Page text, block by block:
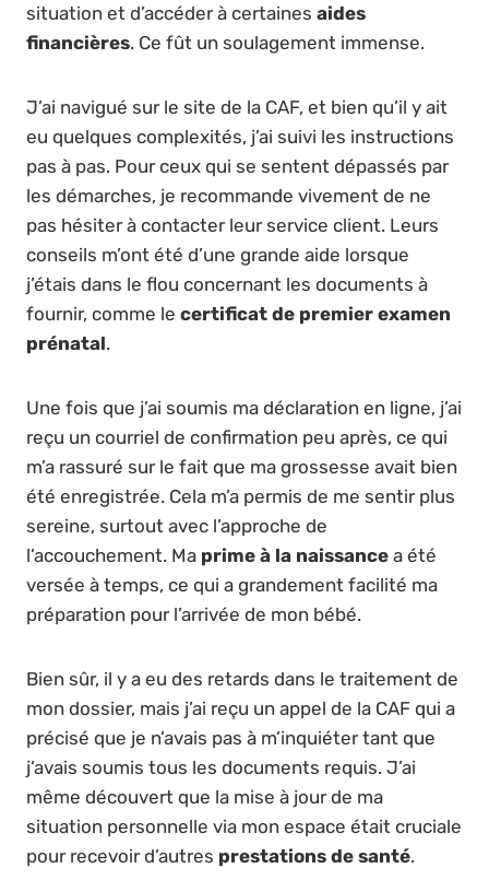
situation et d’accéder à certaines aides
financières. Ce fût un soulagement immense.
J’ai navigué sur le site de la CAF, et bien qu’il y ait
eu quelques complexités, j’ai suivi les instructions
pas à pas. Pour ceux qui se sentent dépassés par
les démarches, je recommande vivement de ne
pas hésiter à contacter leur service client. Leurs
conseils m’ont été d’une grande aide lorsque
j’étais dans le flou concernant les documents à
fournir, comme le certificat de premier examen
prénatal.
Une fois que j’ai soumis ma déclaration en ligne, j’ai
reçu un courriel de confirmation peu après, ce qui
m’a rassuré sur le fait que ma grossesse avait bien
été enregistrée. Cela m’a permis de me sentir plus
sereine, surtout avec l’approche de
l’accouchement. Ma prime à la naissance a été
versée à temps, ce qui a grandement facilité ma
préparation pour l’arrivée de mon bébé.
Bien sûr, il y a eu des retards dans le traitement de
mon dossier, mais j’ai reçu un appel de la CAF qui a
précisé que je n’avais pas à m’inquiéter tant que
j’avais soumis tous les documents requis. J’ai
même découvert que la mise à jour de ma
situation personnelle via mon espace était cruciale
pour recevoir d’autres prestations de santé.